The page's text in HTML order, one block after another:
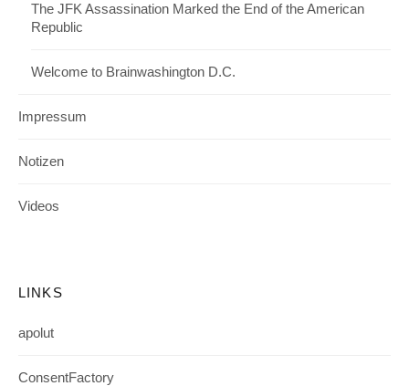
The JFK Assassination Marked the End of the American
Republic
Welcome to Brainwashington D.C.
Impressum
Notizen
Videos
LINKS
apolut
ConsentFactory